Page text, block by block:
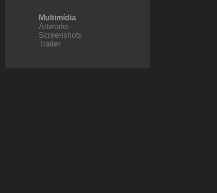
Multimídia
Artworks
Screenshots
Trailer